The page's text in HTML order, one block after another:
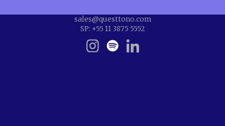
sales@questtono.com
SP: +55 11 3875 5552